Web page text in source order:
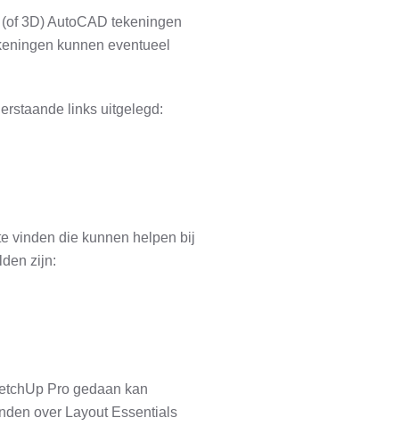
3D) AutoCAD tekeningen
kunnen eventueel
links uitgelegd:
vinden die kunnen helpen bij
zijn:
Pro gedaan kan
over Layout Essentials